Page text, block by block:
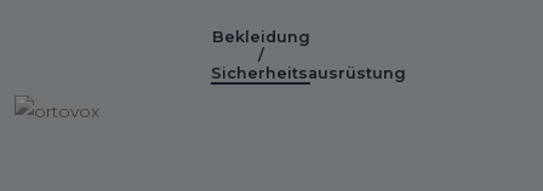
Bekleidung
/
Sicherheitsausrüstung